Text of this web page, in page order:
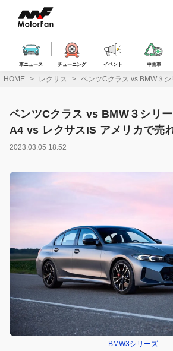
ス
車ニュース チューニング イベント 中古車
HOME レクサス ベンツCクラス vs BMW３
ベンツCクラス vs BMW３シリ
A4 vs レクサスIS アメリカで売
2023.03.05 18:52
BMW3シリーズ